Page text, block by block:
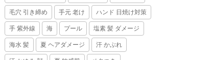
毛穴 引き締め 手元 老け ハンド 日焼け対策
手 紫外線 海 プール 塩素 髪 ダメージ
海水 髪 夏 ヘアダメージ 汗 かぶれ